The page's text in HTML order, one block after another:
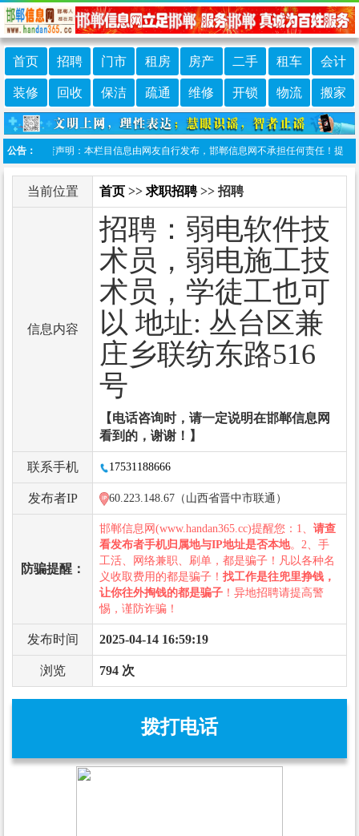
首页 招聘 门市 租房 房产 二手 租车 会计
装修 回收 保洁 疏通 维修 开锁 物流 搬家
公告：免责声明：本栏目信息由网友自行发布，邯郸信息网不承担任何责任！提高
当前位置 首页 >> 求职招聘>> 招聘
信息内容
招聘：弱电软件技
术员，弱电施工技
术员，学徒工也可
以 地址: 丛台区兼
庄乡联纺东路516
号
【电话咨询时，请一定说明在邯郸信息网
看到的，谢谢！】
联系手机 17531188666
发布者IP 60.223.148.67（山西省晋中市联通）
防骗提醒：
邯郸信息网(www.handan365.cc)提醒您：1、 请查
看发布者手机归属地与IP地址是否本地。2、手
工活、网络兼职、刷单，都是骗子！凡以各种名
义收取费用的都是骗子！ 找工作是往兜里挣钱，
让你往外掏钱的都是骗子 ！异地招聘请提高警
惕，谨防诈骗！
发布时间 2025-04-14 16:59:19
浏览 794 次
拨打电话